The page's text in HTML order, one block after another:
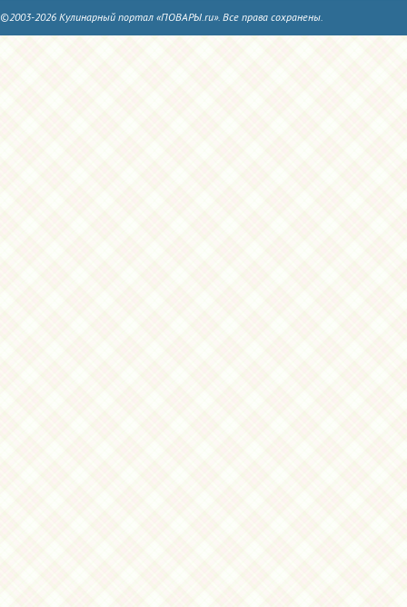
©2003-2026 Кулинарный портал «ПОВАРЫ.ru». Все права сохранены.